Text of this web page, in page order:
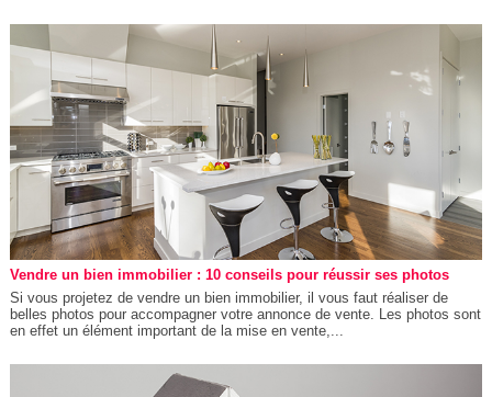
Vendre un bien immobilier : 10 conseils pour réussir ses photos
Si vous projetez de vendre un bien immobilier, il vous faut réaliser de
belles photos pour accompagner votre annonce de vente. Les photos sont
en effet un élément important de la mise en vente,...